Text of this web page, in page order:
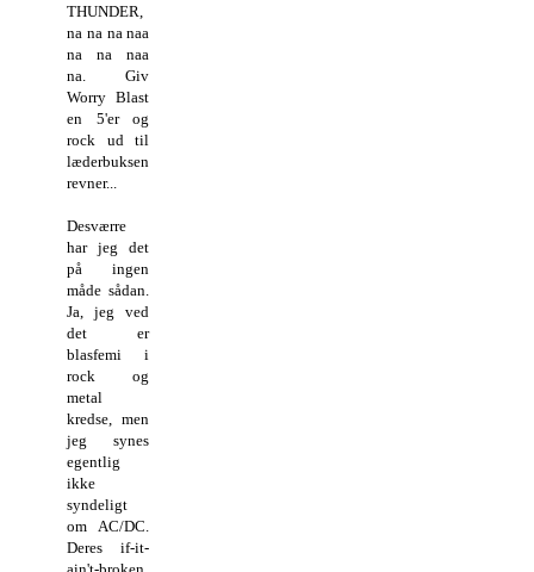
THUNDER,
na na na naa
na na naa
na. Giv
Worry Blast
en 5'er og
rock ud til
læderbuksen
revner...
Desværre
har jeg det
på ingen
måde sådan.
Ja, jeg ved
det er
blasfemi i
rock og
metal
kredse, men
jeg synes
egentlig
ikke
syndeligt
om AC/DC.
Deres if-it-